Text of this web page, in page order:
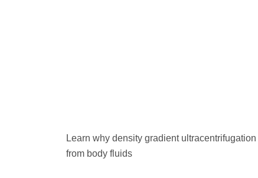
Learn why density gradient
from body fluids